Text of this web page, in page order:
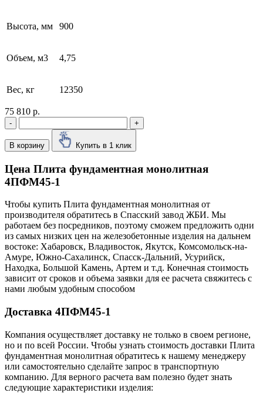
Высота, мм 900
Объем, м3 4,75
Вес, кг 12350
75 810 р.
- +
В корзину Купить в 1 клик
Цена Плита фундаментная монолитная
4ПФМ45-1
Чтобы купить Плита фундаментная монолитная от
производителя обратитесь в Cпасский завод ЖБИ. Мы
работаем без посредников, поэтому сможем предложить одни
из самых низких цен на железобетонные изделия на дальнем
востоке: Хабаровск, Владивосток, Якутск, Комсомольск-на-
Амуре, Южно-Сахалинск, Спасск-Дальний, Усурийск,
Находка, Большой Камень, Артем и т.д. Конечная стоимость
зависит от сроков и объема заявки для ее расчета свяжитесь с
нами любым удобным способом
Доставка 4ПФМ45-1
Компания осуществляет доставку не только в своем регионе,
но и по всей России. Чтобы узнать стоимость доставки Плита
фундаментная монолитная обратитесь к нашему менеджеру
или самостоятельно сделайте запрос в транспортную
компанию. Для верного расчета вам полезно будет знать
следующие характеристики изделия: